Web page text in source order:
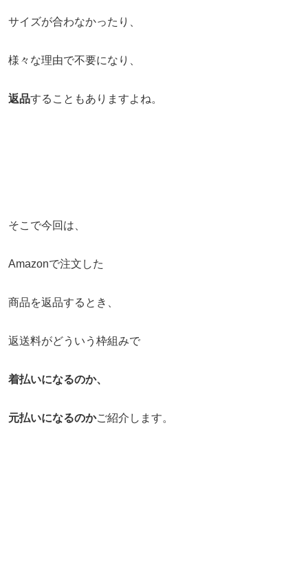
サイズが合わなかったり、
様々な理由で不要になり、
返品することもありますよね。
そこで今回は、
Amazonで注文した
商品を返品するとき、
返送料がどういう枠組みで
着払いになるのか、
元払いになるのかご紹介します。